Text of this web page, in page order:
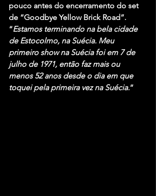
pouco antes do encerramento do set
de “Goodbye Yellow Brick Road”.
“Estamos terminando na bela cidade
de Estocolmo, na Suécia. Meu
primeiro show na Suécia foi em 7 de
julho de 1971, então faz mais ou
menos 52 anos desde o dia em que
toquei pela primeira vez na Suécia.”